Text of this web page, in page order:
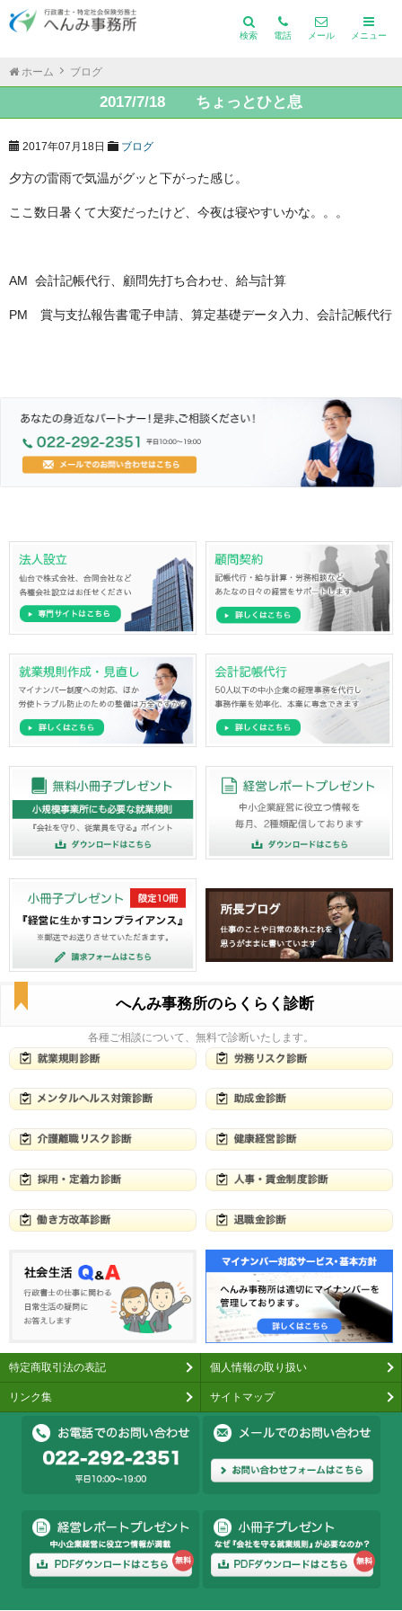
検索 電話 メール メニュー
ホーム ブログ
2017/7/18 ちょっとひと息
2017年07月18日 ブログ
夕方の雷雨で気温がグッと下がった感じ。
ここ数日暑くて大変だったけど、今夜は寝やすいかな。。。
AM 会計記帳代行、顧問先打ち合わせ、給与計算
PM 賞与支払報告書電子申請、算定基礎データ入力、会計記帳代行
へんみ事務所のらくらく診断
各種ご相談について、無料で診断いたします。
特定商取引法の表記 個人情報の取り扱い
リンク集 サイトマップ